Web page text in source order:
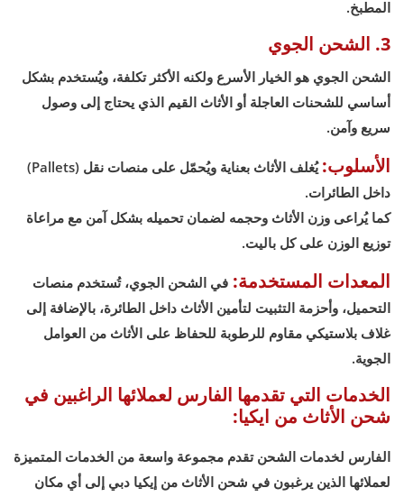
المطبخ.
3. الشحن الجوي
الشحن الجوي هو الخيار الأسرع ولكنه الأكثر تكلفة، ويُستخدم بشكل
أساسي للشحنات العاجلة أو الأثاث القيم الذي يحتاج إلى وصول
سريع وآمن.
الأسلوب:
يُغلف الأثاث بعناية ويُحمّل على منصات نقل (Pallets)
داخل الطائرات.
كما يُراعى وزن الأثاث وحجمه لضمان تحميله بشكل آمن مع مراعاة
توزيع الوزن على كل باليت.
المعدات المستخدمة: في الشحن الجوي، تُستخدم منصات
التحميل، وأحزمة التثبيت لتأمين الأثاث داخل الطائرة، بالإضافة إلى
غلاف بلاستيكي مقاوم للرطوبة للحفاظ على الأثاث من العوامل
الجوية.
الخدمات التي تقدمها الفارس لعملائها الراغبين في
شحن الأثاث من ايكيا:
الفارس لخدمات الشحن تقدم مجموعة واسعة من الخدمات المتميزة
لعملائها الذين يرغبون في شحن الأثاث من إيكيا دبي إلى أي مكان